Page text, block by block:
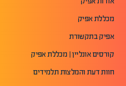
מכללת אפיק
אפיק בתקשורת
קורסים אונליין | מכללת אפיק
חוות דעת והמלצות תלמידים